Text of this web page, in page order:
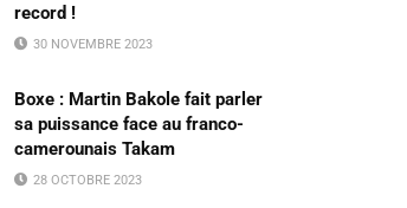
record !
30 NOVEMBRE 2023
Boxe : Martin Bakole fait parler
sa puissance face au franco-
camerounais Takam
28 OCTOBRE 2023